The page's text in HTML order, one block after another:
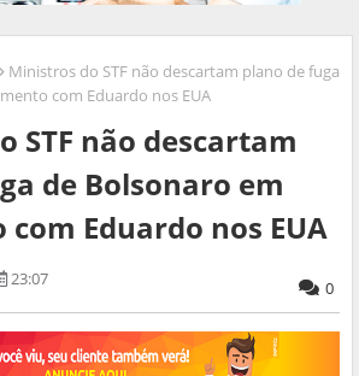
Ministros do STF não descartam plano de fuga
com Eduardo nos EUA
STF não descartam
de Bolsonaro em
Eduardo nos EUA
23:07 0